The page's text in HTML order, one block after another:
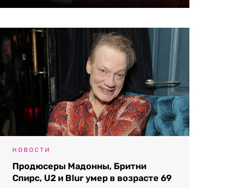
НОВОСТИ
Продюсеры Мадонны, Бритни
Спирс, U2 и Blur умер в возрасте 69